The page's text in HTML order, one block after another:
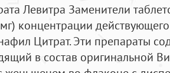
Левитра Заменители
концентрации
Цитрат. Эти препараты
в состав оригинальной